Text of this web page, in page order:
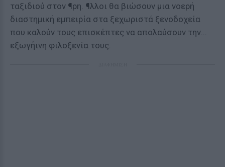
ταξιδιού στον ¶ρη. ¶λλοι θα βιώσουν μια νοερή
διαστημική εμπειρία στα ξεχωριστά ξενοδοχεία
που καλούν τους επισκέπτες να απολαύσουν την...
εξωγήινη φιλοξενία τους.